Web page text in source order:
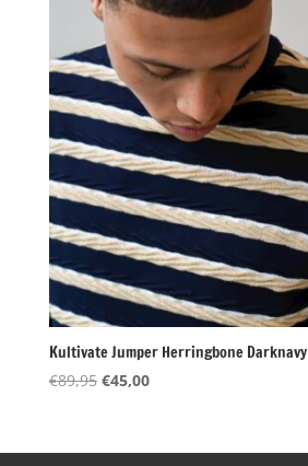
Kultivate Jumper Herringbone Darknavy
€89,95 Oorspronkelijke
€89,95.
€45,00Huidige
€45,00.